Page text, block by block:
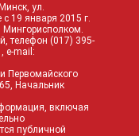
ул.
19 января 2015 г.
телефон (017) 395-
e-mail:
Первомайского
Начальник
включая
публичной